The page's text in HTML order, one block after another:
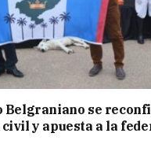
se
y apuesta a la